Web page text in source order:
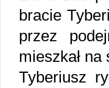
bracie
przez
mieszkał
Tyberiusz